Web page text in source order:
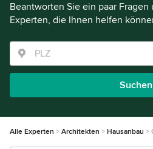
Beantworten Sie ein paar
Experten, die Ihnen helfen
Suchen
Alle Experten Architekten Hausanbau